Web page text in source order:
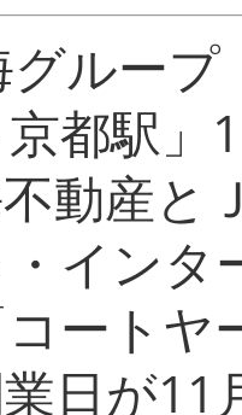
ルー
都駅」
動産と
インタ
ートヤ
日が11